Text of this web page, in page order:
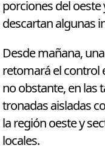
porciones del oeste
descartan algunas
Desde mañana,
retomará el control
no obstante, en las
tronadas aisladas
la región oeste y
locales.